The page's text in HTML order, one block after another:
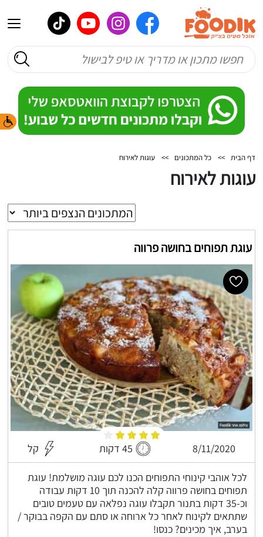
דף הבית >> כל המתכונים >> עוגות לאירוח
עוגות לאירוח
עוגת תפוחים בחושה פרווה
8/11/2020 45 דקות קל
לכל אוהבי קינוחי התפוחים הכנו לכם עוגה מושלמת! עוגת
תפוחים בחושה פרווה קלה להכנה תוך 10 דקות עבודה
וכ-35 דקות בתנור תקבלו עוגה נפלאה עם טעמים טובים
שתתאים לקינוח לאחר כל ארוחה או סתם עם הקפה בבוקר /
בערב, איך מכינים? כנסו!